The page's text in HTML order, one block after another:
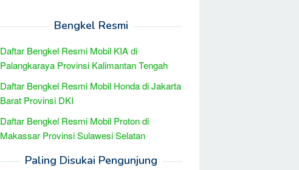
Bengkel Resmi
Daftar Bengkel Resmi Mobil KIA di
Palangkaraya Provinsi Kalimantan Tengah
Daftar Bengkel Resmi Mobil Honda di Jakarta
Barat Provinsi DKI
Daftar Bengkel Resmi Mobil Proton di
Makassar Provinsi Sulawesi Selatan
Paling Disukai Pengunjung